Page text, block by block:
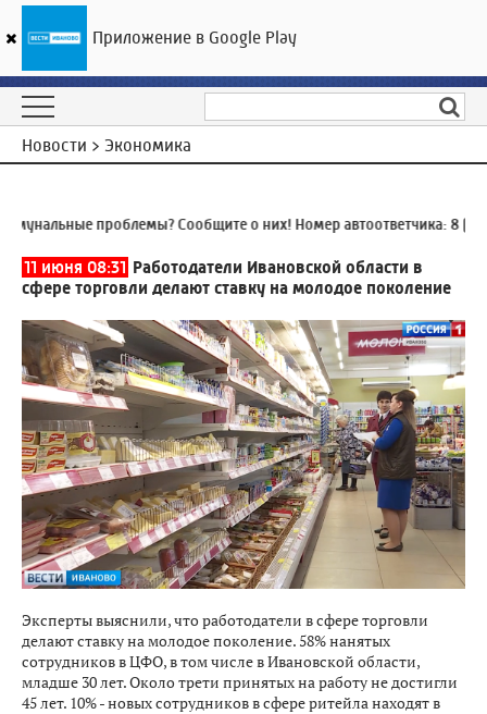
ГТРК «Ивтелерадио»
Новости > Экономика
проблемы? Сообщите о них! Номер автоответчика:8
11 июня 08:31 Работодатели Ивановской области в
сфере торговли делают ставку на молодое поколение
Эксперты выяснили, что работодатели в сфере торговли
делают ставку на молодое поколение. 58% нанятых
сотрудников в ЦФО, в том числе в Ивановской области,
младше 30 лет. Около трети принятых на работу не достигли
45 лет. 10% - новых сотрудников в сфере ритейла находят в
Приложение в Google Play